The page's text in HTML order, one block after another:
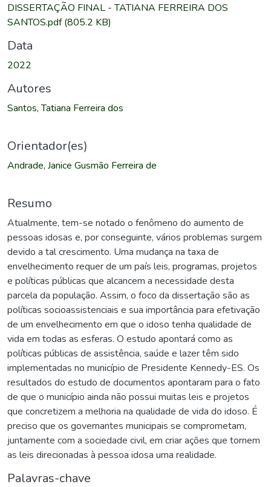
DISSERTAÇÃO FINAL - TATIANA FERREIRA DOS
SANTOS.pdf(805.2 KB)
Data
2022
Autores
Santos, Tatiana Ferreira dos
Orientador(es)
Andrade, Janice Gusmão Ferreira de
Resumo
Atualmente, tem-se notado o fenômeno do aumento de
pessoas idosas e, por conseguinte, vários problemas surgem
devido a tal crescimento. Uma mudança na taxa de
envelhecimento requer de um país leis, programas, projetos
e políticas públicas que alcancem a necessidade desta
parcela da população. Assim, o foco da dissertação são as
políticas socioassistenciais e sua importância para efetivação
de um envelhecimento em que o idoso tenha qualidade de
vida em todas as esferas. O estudo apontará como as
políticas públicas de assistência, saúde e lazer têm sido
implementadas no município de Presidente Kennedy-ES. Os
resultados do estudo de documentos apontaram para o fato
de que o município ainda não possui muitas leis e projetos
que concretizem a melhoria na qualidade de vida do idoso. É
preciso que os governantes municipais se comprometam,
juntamente com a sociedade civil, em criar ações que tornem
as leis direcionadas à pessoa idosa uma realidade.
Palavras-chave